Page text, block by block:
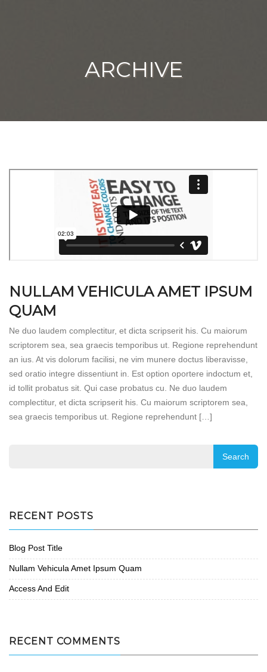
ARCHIVE
NULLAM VEHICULA AMET IPSUM
QUAM
Ne duo laudem complectitur, et dicta scripserit his. Cu maiorum
scriptorem sea, sea graecis temporibus ut. Regione reprehendunt
an ius. At vis dolorum facilisi, ne vim munere doctus liberavisse,
sed oratio integre dissentiunt in. Est option oportere indoctum et,
id tollit probatus sit. Qui case probatus cu. Ne duo laudem
complectitur, et dicta scripserit his. Cu maiorum scriptorem sea,
sea graecis temporibus ut. Regione reprehendunt […]
RECENT POSTS
Blog Post Title
Nullam Vehicula Amet Ipsum Quam
Access And Edit
RECENT COMMENTS